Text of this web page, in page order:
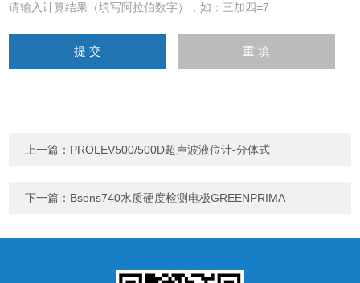
请输入计算结果（填写阿拉伯数字），如：三加四=7
上一篇： PROLEV500/500D超声波液位计-分体式
下一篇： Bsens740水质硬度检测电极GREENPRIMA